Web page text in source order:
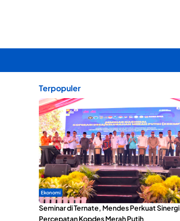
Terpopuler
Ekonomi
Seminar di Ternate, Mendes Perkuat Sinergi
Percepatan Kopdes Merah Putih